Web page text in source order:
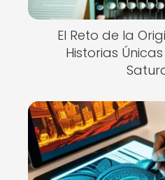
El Reto de la
Historias